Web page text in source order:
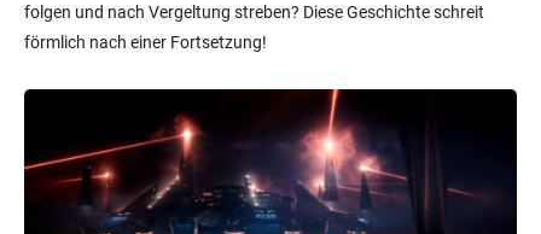
folgen und nach Vergeltung streben? Diese Geschichte schreit
förmlich nach einer Fortsetzung!